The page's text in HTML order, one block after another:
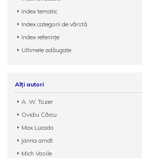
Index tematic
Index categorii de vârstă
Index referințe
Ultimele adăugate
Alți autori
A. W. Tozer
Ovidiu Cârcu
Max Lucado
janna arndt
Mich Vasile